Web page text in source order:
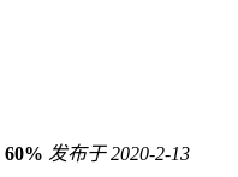
60% 发布于 2020-2-13